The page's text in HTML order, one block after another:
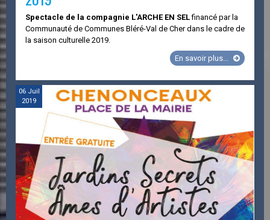
Spectacle de la compagnie L'ARCHE EN SELfinancé par la
Communauté de Communes Bléré-Val de Cher dans le cadre de
la saison culturelle 2019.
En savoir plus...
Jardins
Secrets
Âmes
06Juil
2019